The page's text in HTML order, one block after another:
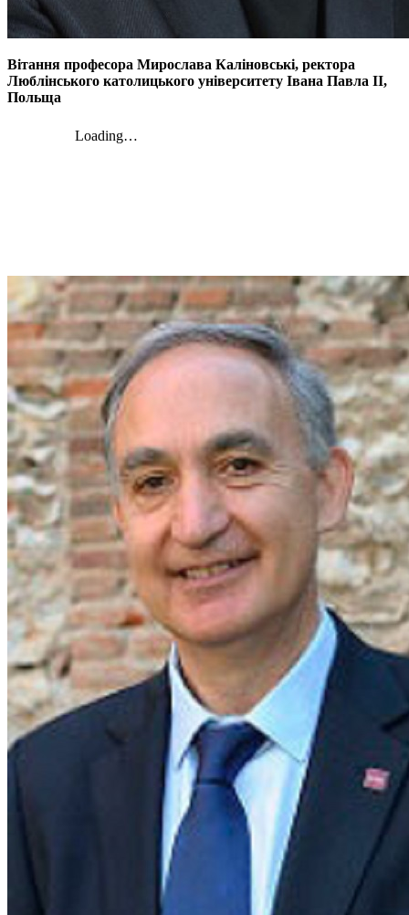
Вітання професора Мирослава Каліновські, ректора
Люблінського католицького університету Івана Павла II,
Польща